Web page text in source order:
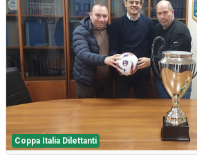
Coppa Italia Dilettanti